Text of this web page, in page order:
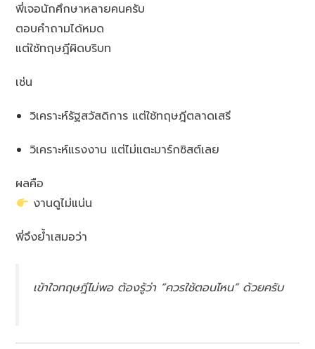
พี่เจอนักศึกษาหลายคนครับ
ตอบคำถามได้หมด
แต่ใช้ทฤษฎีผิดบริบท
เช่น
วิเคราะห์รัฐสวัสดิการ แต่ใช้ทฤษฎีตลาดเสรี
วิเคราะห์แรงงาน แต่ไม่แตะมาร์กซิสต์เลย
ผลคือ
งานดูไม่แน่น
พี่จึงย้ำเสมอว่า
เข้าใจทฤษฎีไม่พอ ต้องรู้ว่า “ควรใช้ตอนไหน” ด้วยครับ